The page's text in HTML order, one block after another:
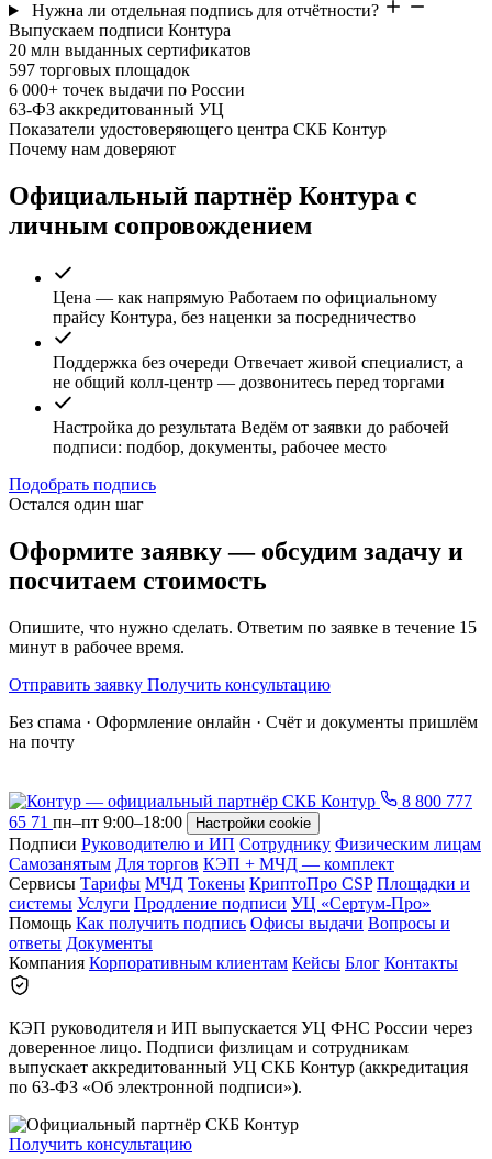
Нужна ли отдельная подпись для отчётности?
Выпускаем подписи Контура
20 млн выданных сертификатов
597 торговых площадок
6 000+ точек выдачи по России
63-ФЗ аккредитованный УЦ
Показатели удостоверяющего центра СКБ Контур
Почему нам доверяют
Официальный партнёр Контура с
личным сопровождением
Цена — как напрямую Работаем по официальному
прайсу Контура, без наценки за посредничество
Поддержка без очереди Отвечает живой специалист, а
не общий колл-центр — дозвонитесь перед торгами
Настройка до результата Ведём от заявки до рабочей
подписи: подбор, документы, рабочее место
Подобрать подпись
Остался один шаг
Оформите заявку — обсудим задачу и
посчитаем стоимость
Опишите, что нужно сделать. Ответим по заявке в течение 15
минут в рабочее время.
Отправить заявку Получить консультацию
Без спама · Оформление онлайн · Счёт и документы пришлём
на почту
8 800 777
65 71 пн–пт 9:00–18:00 Настройки cookie
Подписи Руководителю и ИП Сотруднику Физическим лицам
Самозанятым Для торгов КЭП + МЧД — комплект
Сервисы Тарифы МЧД Токены КриптоПро CSP Площадки и
системы Услуги Продление подписи УЦ «Сертум-Про»
Помощь Как получить подпись Офисы выдачи Вопросы и
ответы Документы
Компания Корпоративным клиентам Кейсы Блог Контакты
КЭП руководителя и ИП выпускается УЦ ФНС России через
доверенное лицо. Подписи физлицам и сотрудникам
выпускает аккредитованный УЦ СКБ Контур (аккредитация
по 63-ФЗ «Об электронной подписи»).
Получить консультацию